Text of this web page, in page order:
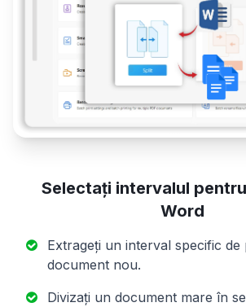
Selectați intervalul
Word
Extrageți un interval specific de
document nou.
Divizați un document mare în